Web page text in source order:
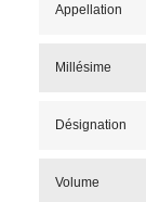
Appellation
Millésime
Désignation
Volume